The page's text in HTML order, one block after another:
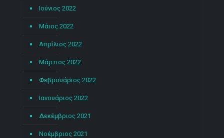
Ιούνιος 2022
Μάιος 2022
Απρίλιος 2022
Μάρτιος 2022
Φεβρουάριος 2022
Ιανουάριος 2022
Δεκέμβριος 2021
Νοέμβριος 2021